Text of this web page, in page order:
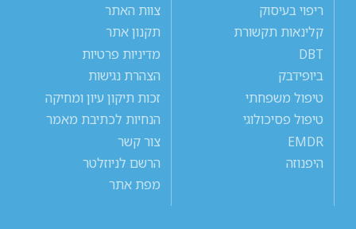
ריפוי בעיסוק
קלינאות תקשורת
DBT
ביופידבק
טיפול משפחתי
טיפול פסיכולוגי
EMDR
היפנוזה
צוות האתר
תקנון אתר
מדיניות פרטיות
הצהרת נגישות
זכות תיקון עיון ומחיקה
הנחיות לכתיבת מאמר
צור קשר
הרשם לניוזלטר
מפת אתר